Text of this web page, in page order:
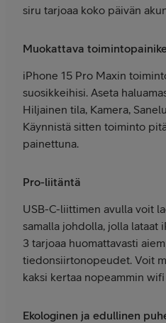
siru tarjoaa koko päivän
Muokattava
iPhone 15 Pro Maxin
suosikkeihisi. Aseta
Hiljainen tila, Kamera,
Käynnistä sitten toiminto
painettuna.
Pro-liitäntä
USB-C-liittimen avulla voit
samalla johdolla, jolla lataat
3 tarjoaa huomattavasti
tiedonsiirtonopeudet. Voit
kaksi kertaa nopeammin wifi
Ekologinen ja edullinen